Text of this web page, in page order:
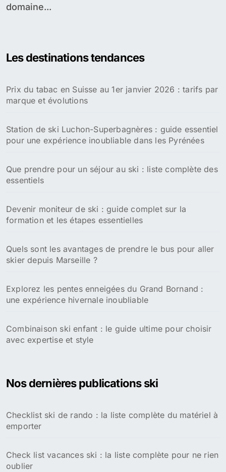
domaine...
Les destinations tendances
Prix du tabac en Suisse au 1er janvier 2026 : tarifs par
marque et évolutions
Station de ski Luchon-Superbagnères : guide essentiel
pour une expérience inoubliable dans les Pyrénées
Que prendre pour un séjour au ski : liste complète des
essentiels
Devenir moniteur de ski : guide complet sur la
formation et les étapes essentielles
Quels sont les avantages de prendre le bus pour aller
skier depuis Marseille ?
Explorez les pentes enneigées du Grand Bornand :
une expérience hivernale inoubliable
Combinaison ski enfant : le guide ultime pour choisir
avec expertise et style
Nos dernières publications ski
Checklist ski de rando : la liste complète du matériel à
emporter
Check list vacances ski : la liste complète pour ne rien
oublier